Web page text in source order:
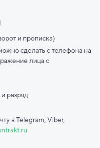
и прописка)
сделать с телефона на
лица с
разряд
в Telegram, Viber,